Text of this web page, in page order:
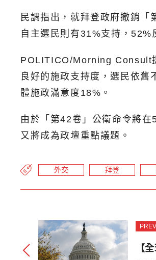
民調指出，就拜登政府撤銷
自主選民則有31%支持，52%
POLITICO/Morning Consult
良好的施政支持度，選民依
體施政滿意度18%。
由於「第42卷」公衛命令將
又將成為政壇重點議題。
外交 拜登
【